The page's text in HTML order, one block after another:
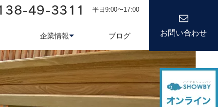
システム kond 光回線
いて 新卒採用
企業情報
会社情報
ブログ
49-3311 平日9:00〜17:00
お問い合わせ